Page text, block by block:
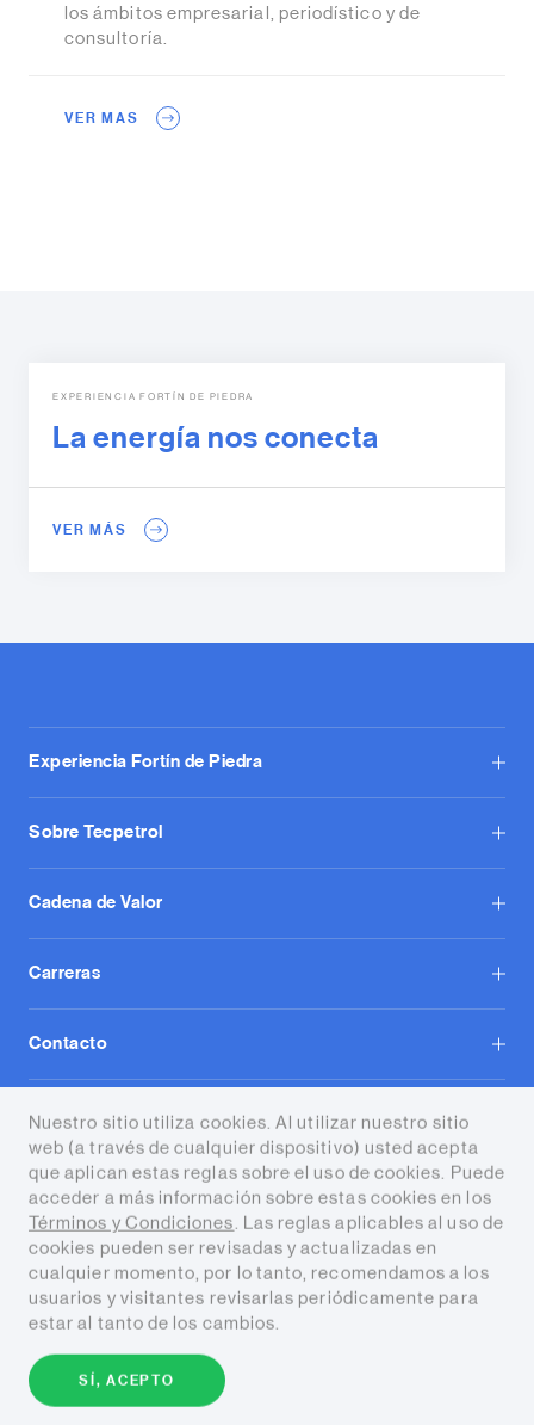
los ámbitos empresarial, periodístico y de
consultoría.
VER MAS
EXPERIENCIA FORTÍN DE PIEDRA
La energía nos conecta
VER MÁS
Experiencia Fortín de Piedra
Sobre Tecpetrol
Cadena de Valor
Carreras
Contacto
Tecpetrol S.A.
Copyright © 2026 Tecpetrol. Todos
los derechos reservados
Términos y condiciones
Nuestro sitio utiliza cookies. Al utilizar nuestro sitio
web (a través de cualquier dispositivo) usted acepta
que aplican estas reglas sobre el uso de cookies. Puede
acceder a más información sobre estas cookies en los
Términos y Condiciones . Las reglas aplicables al uso de
cookies pueden ser revisadas y actualizadas en
cualquier momento, por lo tanto, recomendamos a los
usuarios y visitantes revisarlas periódicamente para
estar al tanto de los cambios.
SÍ, ACEPTO